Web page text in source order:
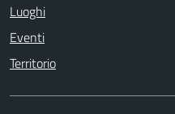
Luoghi
Eventi
Territorio